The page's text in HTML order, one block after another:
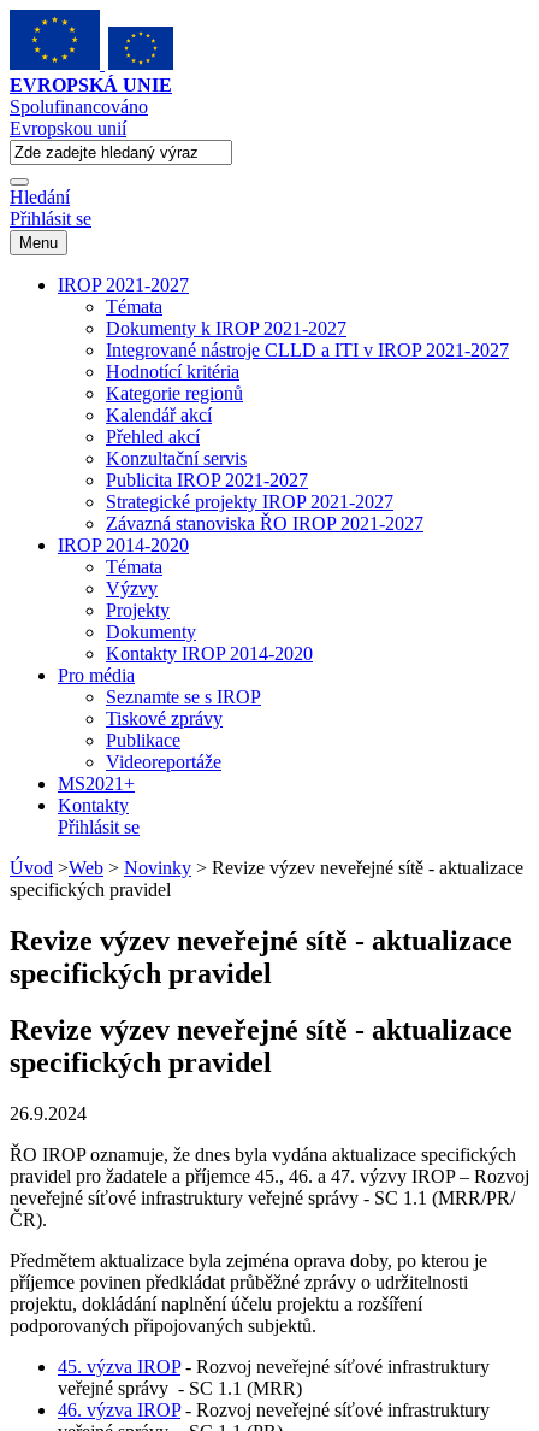
EVROPSKÁ UNIE
Spolufinancováno
Evropskou unií
Hledání
Přihlásit se
Menu
IROP 2021-2027
Témata
Dokumenty k IROP 2021-2027
Integrované nástroje CLLD a ITI v IROP 2021-2027
Hodnotící kritéria
Kategorie regionů
Kalendář akcí
Přehled akcí
Konzultační servis
Publicita IROP 2021-2027
Strategické projekty IROP 2021-2027
Závazná stanoviska ŘO IROP 2021-2027
IROP 2014-2020
Témata
Výzvy
Projekty
Dokumenty
Kontakty IROP 2014-2020
Pro média
Seznamte se s IROP
Tiskové zprávy
Publikace
Videoreportáže
MS2021+
Kontakty
Přihlásit se
Úvod >Web > Novinky > Revize výzev neveřejné sítě - aktualizace
specifických pravidel
Revize výzev neveřejné sítě - aktualizace
specifických pravidel
Revize výzev neveřejné sítě - aktualizace
specifických pravidel
26.9.2024
ŘO IROP oznamuje, že dnes byla vydána aktualizace specifických
pravidel pro žadatele a příjemce 45., 46. a 47. výzvy IROP – Rozvoj
neveřejné síťové infrastruktury veřejné správy - SC 1.1 (MRR/PR/
ČR).
Předmětem aktualizace byla zejména oprava doby, po kterou je
příjemce povinen předkládat průběžné zprávy o udržitelnosti
projektu, dokládání naplnění účelu projektu a rozšíření
podporovaných připojovaných subjektů.
45. výzva IROP- Rozvoj neveřejné síťové infrastruktury
veřejné správy - SC 1.1 (MRR)
46. výzva IROP- Rozvoj neveřejné síťové infrastruktury